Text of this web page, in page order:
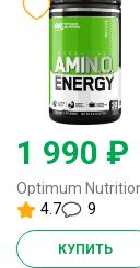
1 990 ₽
4.7
9
КУПИТЬ